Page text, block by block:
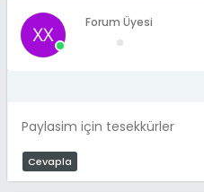
Forum Üyesi
Paylasim için tesekkürler
Cevapla